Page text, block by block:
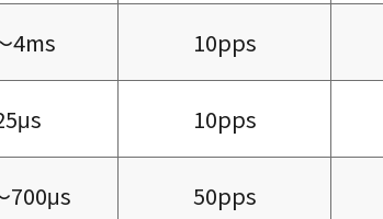
4ms 10pps
10pps
700μs 50pps